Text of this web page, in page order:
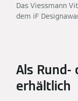
Das Viessmann
dem iF
Als Rund-
erhältlich